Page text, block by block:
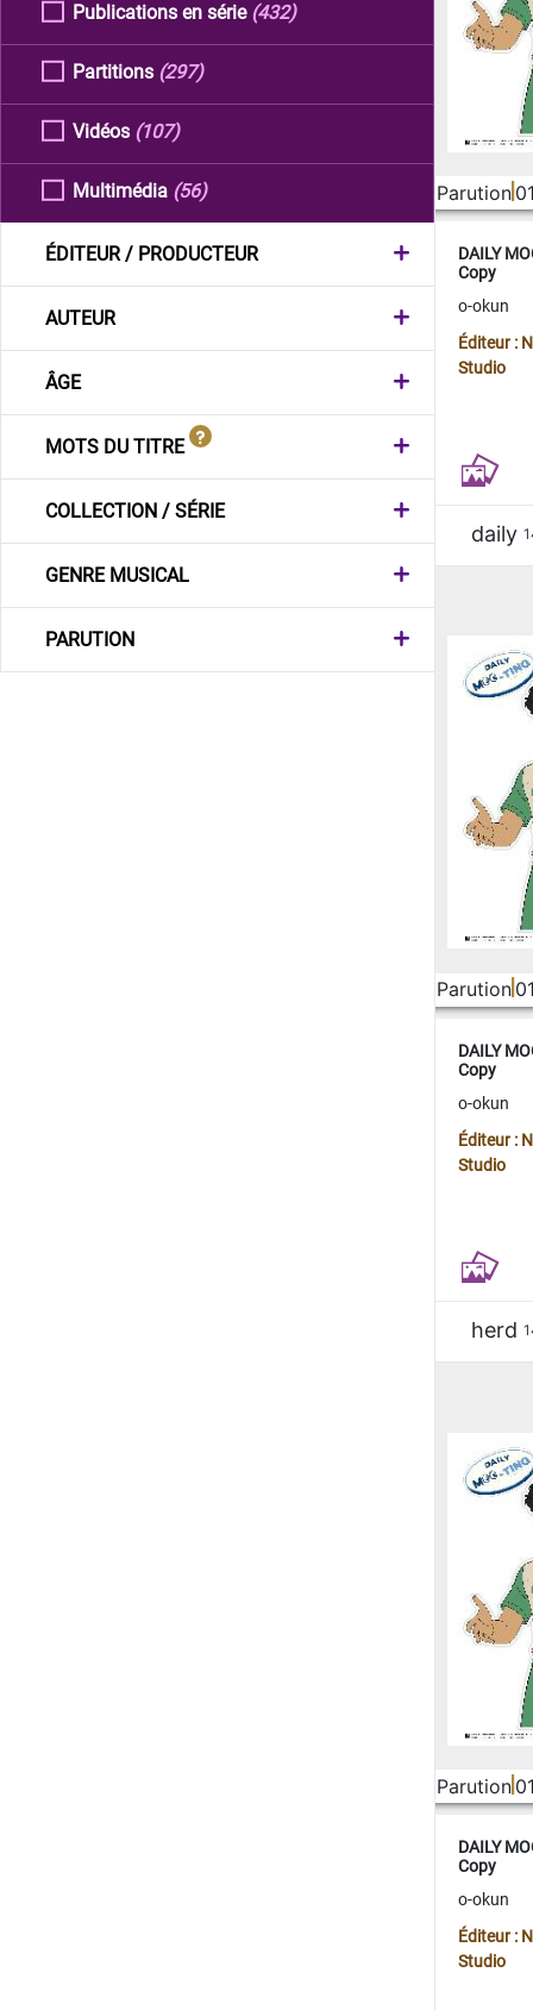
Publications en série (432)
Partitions (297)
Vidéos (107)
Multimédia (56)
ÉDITEUR / PRODUCTEUR
AUTEUR
ÂGE
MOTS DU TITRE
COLLECTION / SÉRIE
GENRE MUSICAL
PARUTION
Parution
DAILY
Copy
o-okun
Éditeur :
Studio
daily
Parution
DAILY
Copy
o-okun
Éditeur :
Studio
herd
Parution
DAILY
Copy
o-okun
Éditeur :
Studio